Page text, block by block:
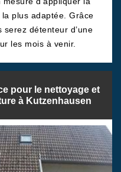
plus adaptée. Grâce
détenteur d’une
les mois à venir.
pour le nettoyage et
à Kutzenhausen